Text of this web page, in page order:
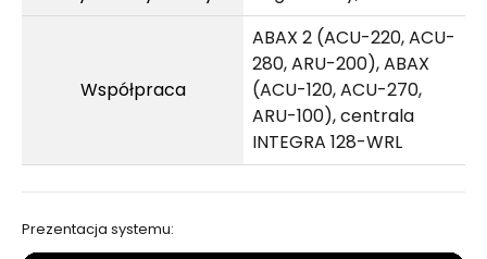
Współpraca
ABAX 2 (ACU-220, ACU-
280, ARU-200), ABAX
(ACU-120, ACU-270,
ARU-100), centrala
INTEGRA 128-WRL
Prezentacja systemu: